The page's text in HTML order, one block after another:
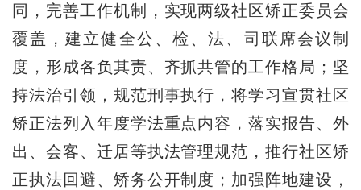
同，完善工作机制，实现两级社区矫正委员会
覆盖，建立健全公、检、法、司联席会议制
度，形成各负其责、齐抓共管的工作格局；坚
持法治引领，规范刑事执行，将学习宣贯社区
矫正法列入年度学法重点内容，落实报告、外
出、会客、迁居等执法管理规范，推行社区矫
正执法回避、矫务公开制度；加强阵地建设，